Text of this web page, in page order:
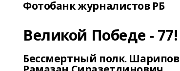
Фотобанк журналистов РБ
Великой Победе - 77!
Бессмертный полк. Шарипов